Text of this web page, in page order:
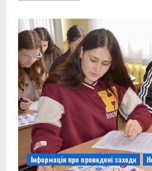
в
сучасній
освіті:
професійний
діалог
Інформація про проведені заходи